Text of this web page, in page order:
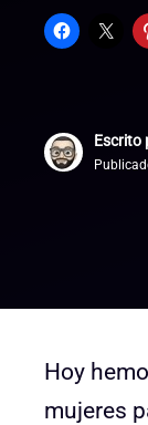
Escrito
Hoy
mujeres